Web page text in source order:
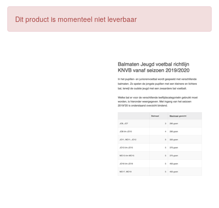
Dit product is momenteel niet leverbaar